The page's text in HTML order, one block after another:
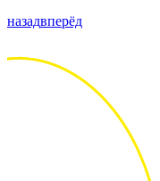
назадвперёд